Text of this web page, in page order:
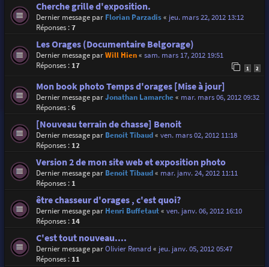
Cherche grille d'exposition.
Dernier message par Florian Parzadis« jeu. mars 22, 2012 13:12
Réponses :7
Les Orages (Documentaire Belgorage)
Dernier message parWill Hien« sam. mars 17, 2012 19:51
Réponses : 17 1 2
Mon book photo Temps d'orages [Mise à jour]
Dernier message parJonathan Lamarche« mar. mars 06, 2012 09:32
Réponses :6
[Nouveau terrain de chasse] Benoit
Dernier message par Benoit Tibaud« ven. mars 02, 2012 11:18
Réponses : 12
Version 2 de mon site web et exposition photo
Dernier message par Benoit Tibaud« mar. janv. 24, 2012 11:11
Réponses : 1
être chasseur d'orages , c'est quoi?
Dernier message par Henri Buffetaut« ven. janv. 06, 2012 16:10
Réponses : 14
C'est tout nouveau....
Dernier message parOlivier Renard« jeu. janv. 05, 2012 05:47
Réponses : 11